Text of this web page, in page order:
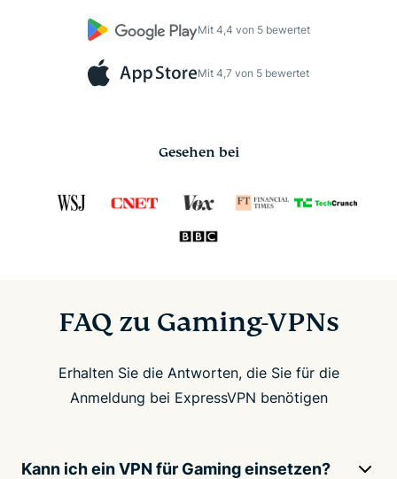
Mit 4,4 von 5 bewertet
Mit 4,7 von 5 bewertet
Gesehen bei
FAQ zu Gaming-VPNs
Erhalten Sie die Antworten, die Sie für die
Anmeldung bei ExpressVPN benötigen
Kann ich ein VPN für Gaming einsetzen?